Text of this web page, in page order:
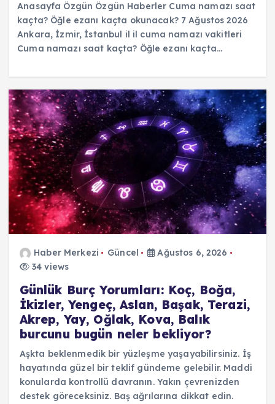
Anasayfa Özgün Özgün Haberler Cuma namazı saat
kaçta? Öğle ezanı kaçta okunacak? 7 Ağustos 2026
Ankara, İzmir, İstanbul il il cuma namazı vakitleri
Cuma namazı saat kaçta? Öğle ezanı kaçta…
Haber Merkezi Güncel
Ağustos 6, 2026
34 views
Günlük Burç Yorumları: Koç, Boğa,
İkizler, Yengeç, Aslan, Başak, Terazi,
Akrep, Yay, Oğlak, Kova, Balık
burcunu bugün neler bekliyor?
Aşkta beklenmedik bir yüzleşme yaşayabilirsiniz. İş
hayatında güzel bir teklif gündeme gelebilir. Maddi
konularda kontrollü davranın. Yakın çevrenizden
destek göreceksiniz. Baş ağrılarına dikkat edin.